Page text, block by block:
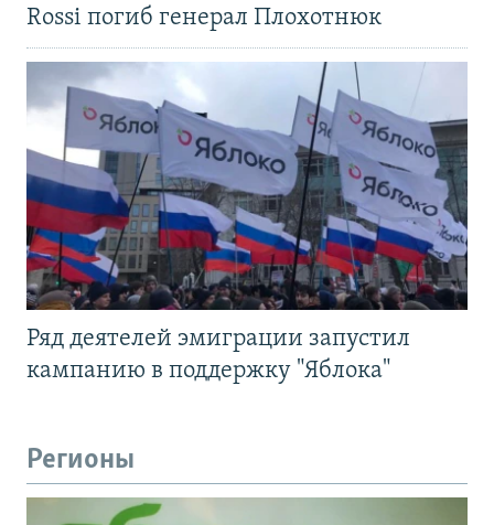
Rossi погиб генерал Плохотнюк
Ряд деятелей эмиграции запустил
кампанию в поддержку "Яблока"
Регионы